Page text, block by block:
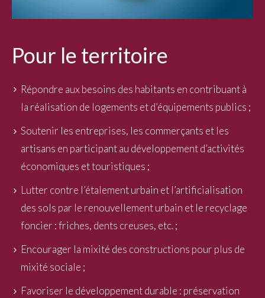
Pour le territoire
Répondre aux besoins des habitants en contribuant à
la réalisation de logements et d’équipements publics ;
Soutenir les entreprises, les commerçants et les
artisans en participant au développement d’activités
économiques et touristiques ;
Lutter contre l’étalement urbain et l’artificialisation
des sols par le renouvellement urbain et le recyclage
foncier : friches, dents creuses, etc. ;
Encourager la mixité des constructions pour plus de
mixité sociale ;
Favoriser le développement durable : préservation